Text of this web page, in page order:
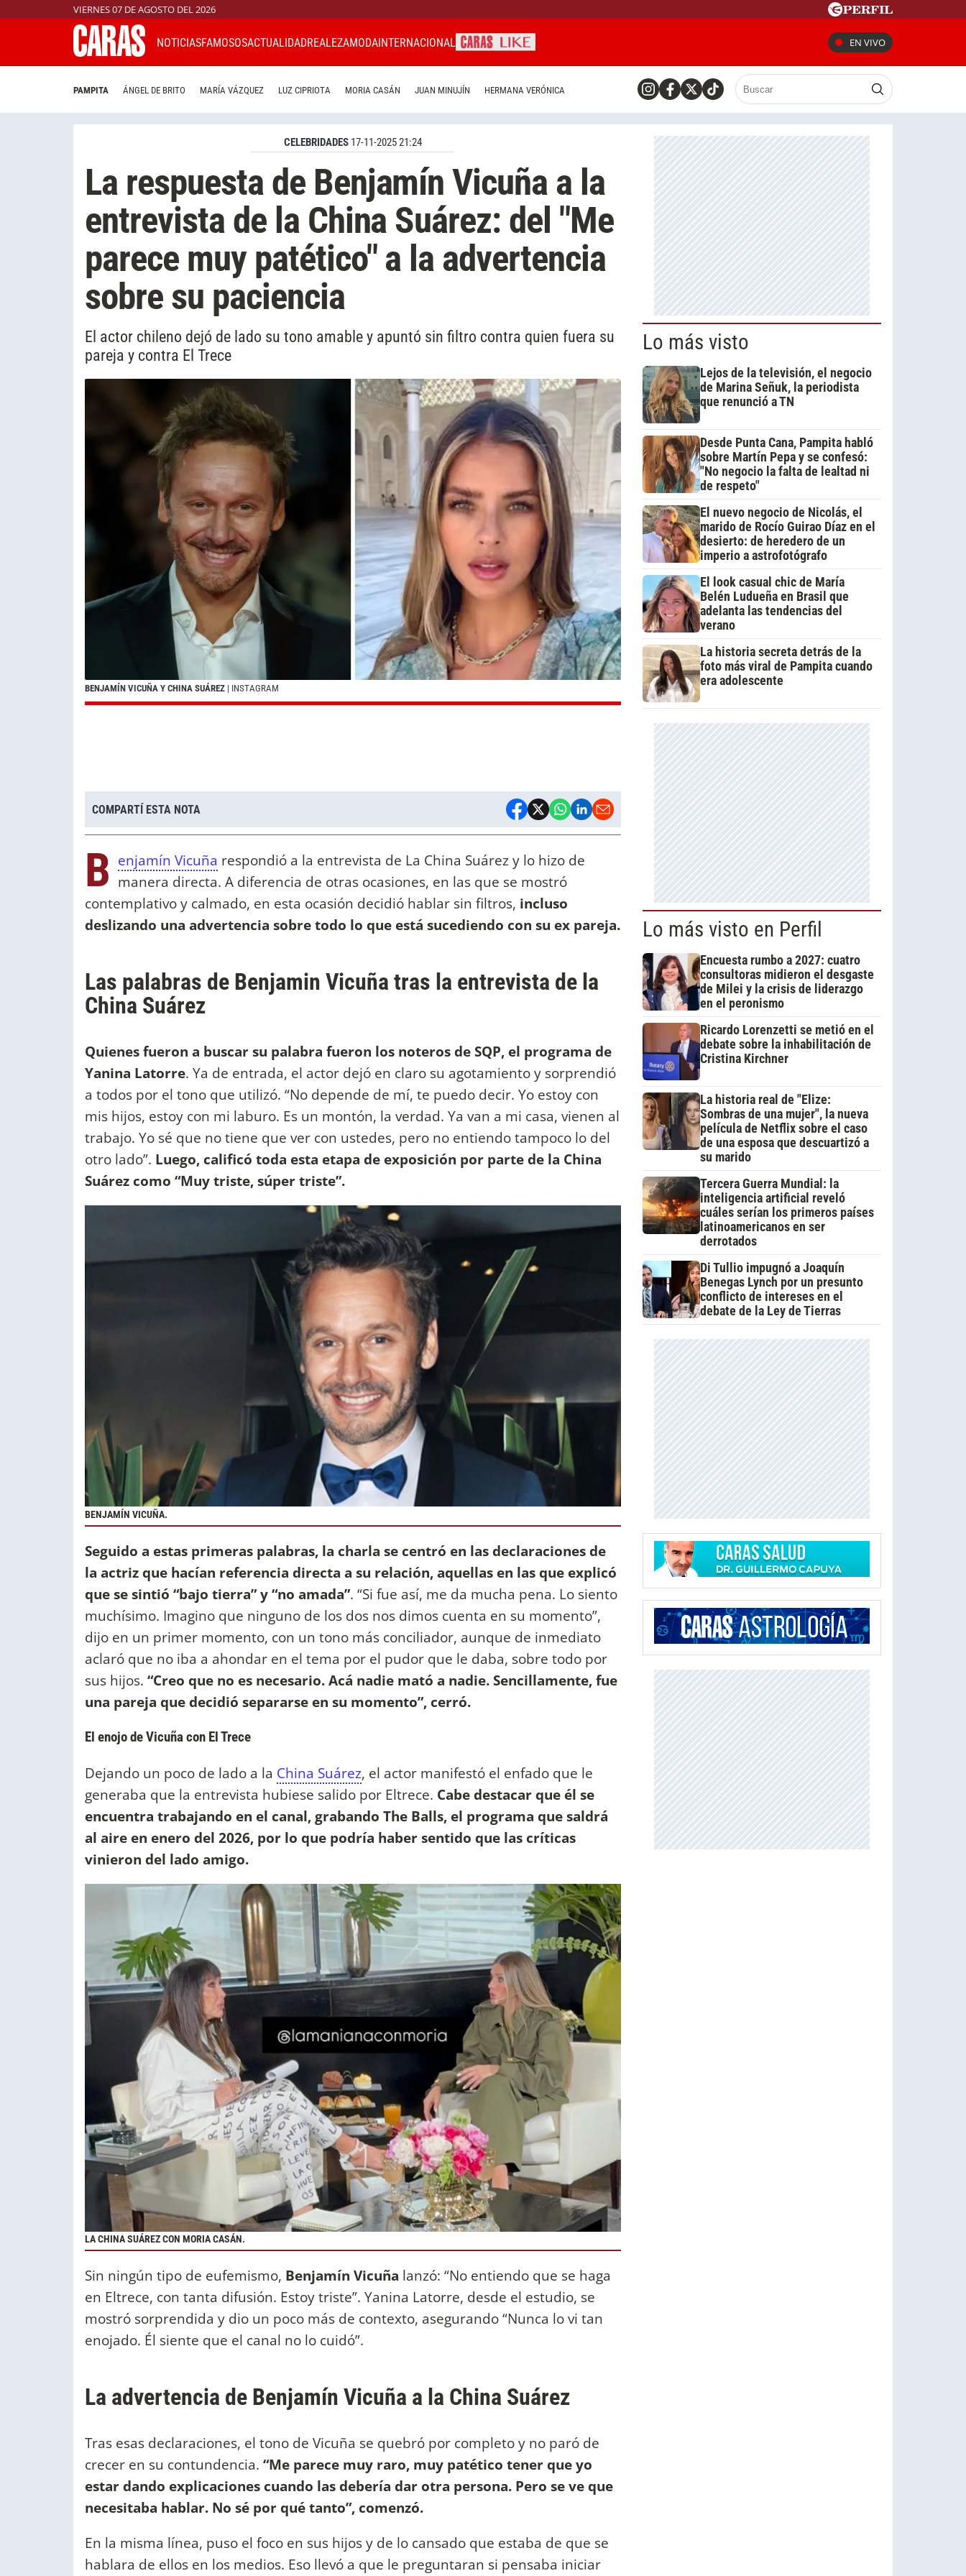
VIERNES 07 DE AGOSTO DEL 2026
NOTICIASFAMOSOSACTUALIDADREALEZAMODAINTERNACIONAL EN VIVO
PAMPITA ÁNGEL DE BRITO MARÍA VÁZQUEZ LUZ CIPRIOTA MORIA CASÁN JUAN MINUJÍN HERMANA VERÓNICA
CELEBRIDADES 17-11-2025 21:24
La respuesta de Benjamín Vicuña a la
entrevista de la China Suárez: del "Me
parece muy patético" a la advertencia
sobre su paciencia
El actor chileno dejó de lado su tono amable y apuntó sin filtro contra quien fuera su
pareja y contra El Trece
BENJAMÍN VICUÑA Y CHINA SUÁREZ | INSTAGRAM
COMPARTÍ ESTA NOTA
B enjamín Vicuña respondió a la entrevista de La China Suárez y lo hizo de
manera directa. A diferencia de otras ocasiones, en las que se mostró
contemplativo y calmado, en esta ocasión decidió hablar sin filtros, incluso
deslizando una advertencia sobre todo lo que está sucediendo con su ex pareja.
Las palabras de Benjamin Vicuña tras la entrevista de la
China Suárez
Quienes fueron a buscar su palabra fueron los noteros de SQP, el programa de
Yanina Latorre. Ya de entrada, el actor dejó en claro su agotamiento y sorprendió
a todos por el tono que utilizó. “No depende de mí, te puedo decir. Yo estoy con
mis hijos, estoy con mi laburo. Es un montón, la verdad. Ya van a mi casa, vienen al
trabajo. Yo sé que no tiene que ver con ustedes, pero no entiendo tampoco lo del
otro lado”. Luego, calificó toda esta etapa de exposición por parte de la China
Suárez como “Muy triste, súper triste”.
BENJAMÍN VICUÑA.
Seguido a estas primeras palabras, la charla se centró en las declaraciones de
la actriz que hacían referencia directa a su relación, aquellas en las que explicó
que se sintió “bajo tierra” y “no amada”. “Si fue así, me da mucha pena. Lo siento
muchísimo. Imagino que ninguno de los dos nos dimos cuenta en su momento”,
dijo en un primer momento, con un tono más conciliador, aunque de inmediato
aclaró que no iba a ahondar en el tema por el pudor que le daba, sobre todo por
sus hijos. “Creo que no es necesario. Acá nadie mató a nadie. Sencillamente, fue
una pareja que decidió separarse en su momento”, cerró.
El enojo de Vicuña con El Trece
Dejando un poco de lado a la China Suárez, el actor manifestó el enfado que le
generaba que la entrevista hubiese salido por Eltrece. Cabe destacar que él se
encuentra trabajando en el canal, grabando The Balls, el programa que saldrá
al aire en enero del 2026, por lo que podría haber sentido que las críticas
vinieron del lado amigo.
LA CHINA SUÁREZ CON MORIA CASÁN.
Sin ningún tipo de eufemismo, Benjamín Vicuña lanzó: “No entiendo que se haga
en Eltrece, con tanta difusión. Estoy triste”. Yanina Latorre, desde el estudio, se
mostró sorprendida y dio un poco más de contexto, asegurando “Nunca lo vi tan
enojado. Él siente que el canal no lo cuidó”.
La advertencia de Benjamín Vicuña a la China Suárez
Tras esas declaraciones, el tono de Vicuña se quebró por completo y no paró de
crecer en su contundencia. “Me parece muy raro, muy patético tener que yo
estar dando explicaciones cuando las debería dar otra persona. Pero se ve que
necesitaba hablar. No sé por qué tanto”, comenzó.
En la misma línea, puso el foco en sus hijos y de lo cansado que estaba de que se
hablara de ellos en los medios. Eso llevó a que le preguntaran si pensaba iniciar
Lo más visto
Lejos de la televisión, el negocio
de Marina Señuk, la periodista
que renunció a TN
Desde Punta Cana, Pampita habló
sobre Martín Pepa y se confesó:
"No negocio la falta de lealtad ni
de respeto"
El nuevo negocio de Nicolás, el
marido de Rocío Guirao Díaz en el
desierto: de heredero de un
imperio a astrofotógrafo
El look casual chic de María
Belén Ludueña en Brasil que
adelanta las tendencias del
verano
La historia secreta detrás de la
foto más viral de Pampita cuando
era adolescente
Lo más visto en Perfil
Encuesta rumbo a 2027: cuatro
consultoras midieron el desgaste
de Milei y la crisis de liderazgo
en el peronismo
Ricardo Lorenzetti se metió en el
debate sobre la inhabilitación de
Cristina Kirchner
La historia real de "Elize:
Sombras de una mujer", la nueva
película de Netflix sobre el caso
de una esposa que descuartizó a
su marido
Tercera Guerra Mundial: la
inteligencia artificial reveló
cuáles serían los primeros países
latinoamericanos en ser
derrotados
Di Tullio impugnó a Joaquín
Benegas Lynch por un presunto
conflicto de intereses en el
debate de la Ley de Tierras